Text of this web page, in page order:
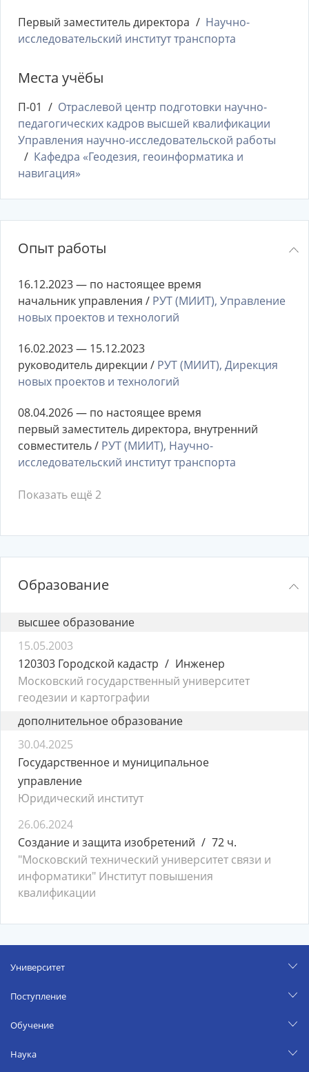
Первый заместитель директора
Научно-
исследовательский институт транспорта
Места учёбы
П-01
Отраслевой центр подготовки научно-
педагогических кадров высшей квалификации
Управления научно-исследовательской работы
Кафедра «Геодезия, геоинформатика и
навигация»
Опыт работы
16.12.2023 — по настоящее время
начальник управления / РУТ (МИИТ), Управление
новых проектов и технологий
16.02.2023 — 15.12.2023
руководитель дирекции / РУТ (МИИТ), Дирекция
новых проектов и технологий
08.04.2026 — по настоящее время
первый заместитель директора, внутренний
совместитель / РУТ (МИИТ), Научно-
исследовательский институт транспорта
Показать ещё 2
Образование
высшее образование
15.05.2003
120303 Городской кадастр
Инженер
Московский государственный университет
геодезии и картографии
дополнительное образование
30.04.2025
Государственное и муниципальное
управление
Юридический институт
26.06.2024
Создание и защита изобретений
72 ч.
"Московский технический университет связи и
информатики" Институт повышения
квалификации
Университет
Поступление
Обучение
Наука